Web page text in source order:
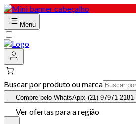
Menu
Buscar por produto ou marca
Compre pelo WhatsApp: (21) 97971-2181
Ver ofertas para a região